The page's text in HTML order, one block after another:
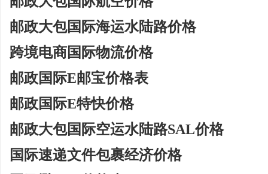
邮政大包国际海运水陆路价格
跨境电商国际物流价格
邮政国际E邮宝价格表
邮政国际E特快价格
邮政大包国际空运水陆路SAL价格
国际速递文件包裹经济价格